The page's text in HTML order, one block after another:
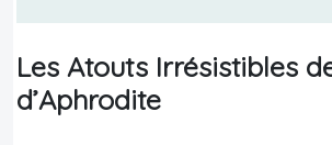
Les Atouts Irrésistibles
d’Aphrodite